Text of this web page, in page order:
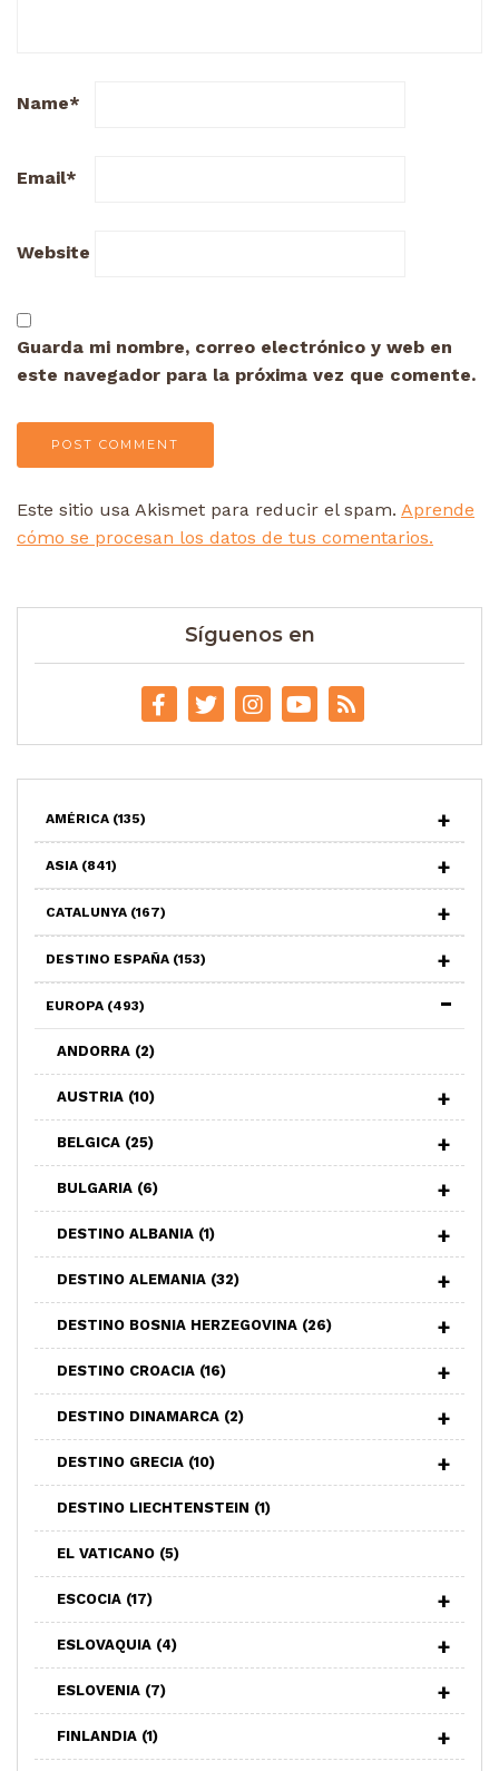
Name*
Email*
Website
Guarda mi nombre, correo electrónico y web en
este navegador para la próxima vez que comente.
Este sitio usa Akismet para reducir el spam. Aprende
cómo se procesan los datos de tus comentarios.
Síguenos en
AMÉRICA (135)
ASIA (841)
CATALUNYA (167)
DESTINO ESPAÑA (153)
EUROPA (493)
ANDORRA (2)
AUSTRIA (10)
BELGICA (25)
BULGARIA (6)
DESTINO ALBANIA (1)
DESTINO ALEMANIA (32)
DESTINO BOSNIA HERZEGOVINA (26)
DESTINO CROACIA (16)
DESTINO DINAMARCA (2)
DESTINO GRECIA (10)
DESTINO LIECHTENSTEIN (1)
EL VATICANO (5)
ESCOCIA (17)
ESLOVAQUIA (4)
ESLOVENIA (7)
FINLANDIA (1)